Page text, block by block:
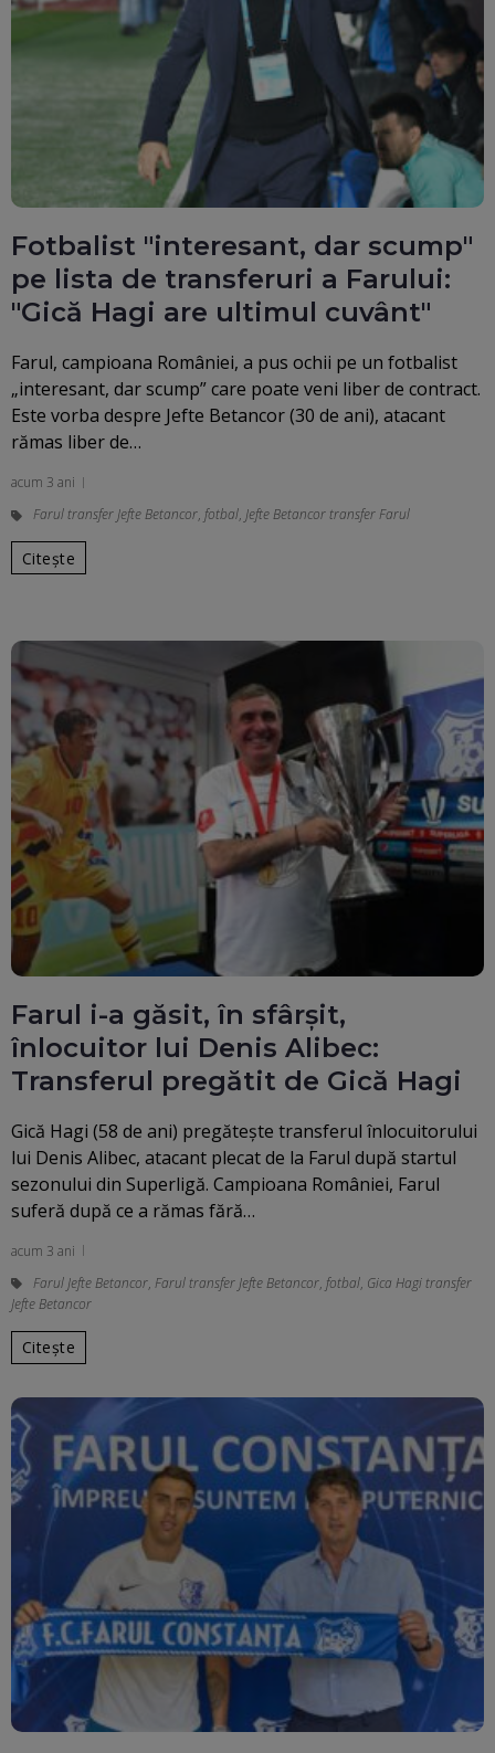
Fotbalist "interesant, dar scump"
pe lista de transferuri a Farului:
"Gică Hagi are ultimul cuvânt"
Farul, campioana României, a pus ochii pe un fotbalist
„interesant, dar scump” care poate veni liber de contract.
Este vorba despre Jefte Betancor (30 de ani), atacant
rămas liber de…
acum 3 ani
Farul transfer Jefte Betancor, fotbal, Jefte Betancor transfer Farul
Citește
Farul i-a găsit, în sfârșit,
înlocuitor lui Denis Alibec:
Transferul pregătit de Gică Hagi
Gică Hagi (58 de ani) pregătește transferul înlocuitorului
lui Denis Alibec, atacant plecat de la Farul după startul
sezonului din Superligă. Campioana României, Farul
suferă după ce a rămas fără…
acum 3 ani
Farul Jefte Betancor, Farul transfer Jefte Betancor, fotbal, Gica Hagi transfer
Jefte Betancor
Citește